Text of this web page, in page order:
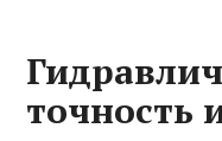
точность